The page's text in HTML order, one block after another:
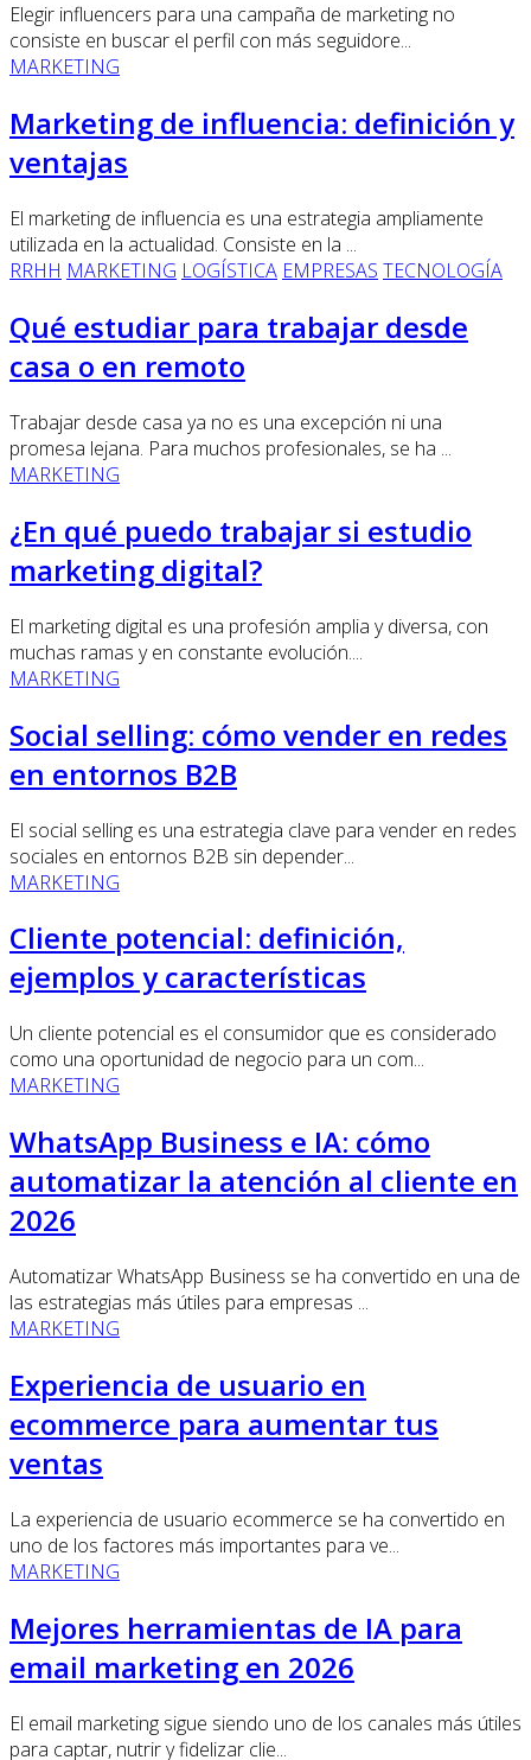
Elegir influencers para una campaña de marketing no
consiste en buscar el perfil con más seguidore...
MARKETING
Marketing de influencia: definición y
ventajas
El marketing de influencia es una estrategia ampliamente
utilizada en la actualidad. Consiste en la ...
RRHH MARKETING LOGÍSTICA EMPRESAS TECNOLOGÍA
Qué estudiar para trabajar desde
casa o en remoto
Trabajar desde casa ya no es una excepción ni una
promesa lejana. Para muchos profesionales, se ha ...
MARKETING
¿En qué puedo trabajar si estudio
marketing digital?
El marketing digital es una profesión amplia y diversa, con
muchas ramas y en constante evolución....
MARKETING
Social selling: cómo vender en redes
en entornos B2B
El social selling es una estrategia clave para vender en redes
sociales en entornos B2B sin depender...
MARKETING
Cliente potencial: definición,
ejemplos y características
Un cliente potencial es el consumidor que es considerado
como una oportunidad de negocio para un com...
MARKETING
WhatsApp Business e IA: cómo
automatizar la atención al cliente en
2026
Automatizar WhatsApp Business se ha convertido en una de
las estrategias más útiles para empresas ...
MARKETING
Experiencia de usuario en
ecommerce para aumentar tus
ventas
La experiencia de usuario ecommerce se ha convertido en
uno de los factores más importantes para ve...
MARKETING
Mejores herramientas de IA para
email marketing en 2026
El email marketing sigue siendo uno de los canales más útiles
para captar, nutrir y fidelizar clie...